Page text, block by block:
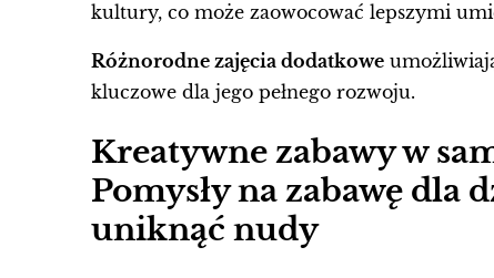
kultury, co może zaowocować lepszymi
Różnorodne zajęcia dodatkowe
kluczowe dla jego pełnego rozwoju.
Kreatywne zabawy w
Pomysły na zabawę dla
uniknąć nudy